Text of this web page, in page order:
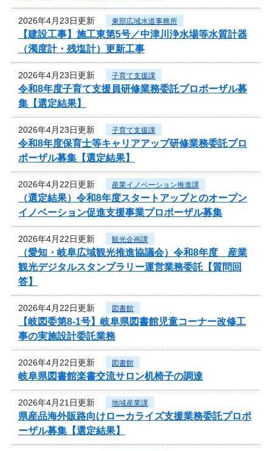
2026年4月23日更新 東部広域水道事務所
【建設工事】施工東第5号／中津川浄水場等水質計器
（濁度計・残塩計）更新工事
2026年4月23日更新 子育て支援課
令和8年度子育て支援員研修業務委託プロポーザル募
集【選定結果】
2026年4月23日更新 子育て支援課
令和8年度保育士等キャリアアップ研修業務委託プロ
ポーザル募集【選定結果】
2026年4月22日更新 産業イノベーション推進課
（選定結果）令和8年度スタートアップとのオープン
イノベーション促進支援事業プロポーザル募集
2026年4月22日更新 観光企画課
（愛知・岐阜広域観光推進協議会）令和8年度 産業
観光デジタルスタンプラリー運営業務委託【質問回
答】
2026年4月22日更新 図書館
【岐図委第8-1号】岐阜県図書館児童コーナー改修工
事の実施設計委託業務
2026年4月22日更新 図書館
岐阜県図書館楽書交流サロン机椅子の調達
2026年4月21日更新 地域産業課
県産品海外販路向けローカライズ支援業務委託プロポ
ーザル募集【選定結果】